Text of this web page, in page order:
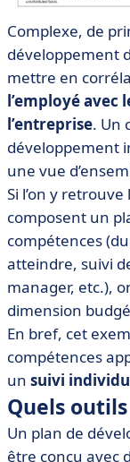
Complexe, de
développement
mettre en
l’employé avec
l’entreprise. Un
développement
une vue
Si l’on y
composent un
compétences
atteindre, suivi
manager, etc.),
dimension
En bref, cet
compétences
un suivi
Quels
Un plan de
être conçu avec